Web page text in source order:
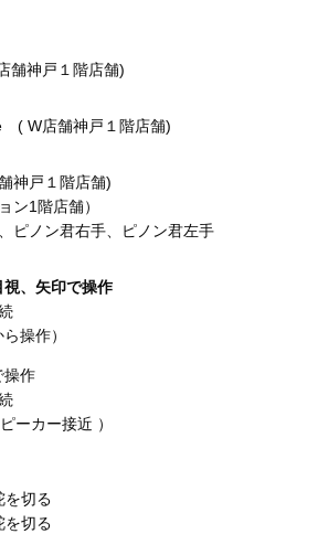
舗神戸１階店舗)
( W店舗神戸１階店舗)
神戸１階店舗)
ン1階店舗）
ピノン君右手、ピノン君左手
、矢印で操作
操作）
操作
ーカー接近 ）
を切る
を切る